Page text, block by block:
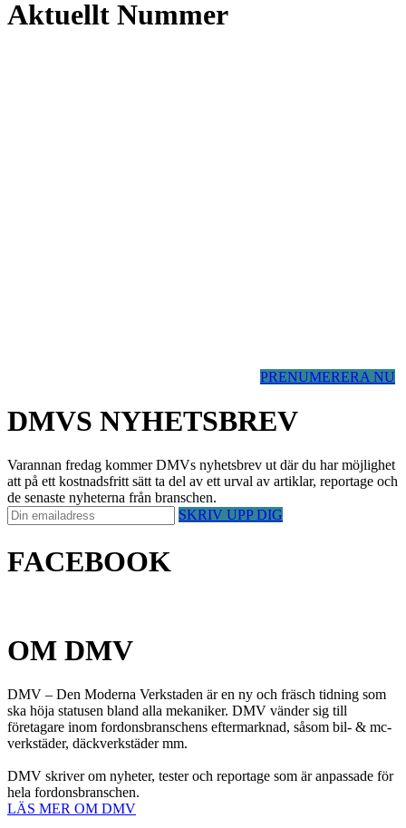
Aktuellt Nummer
PRENUMERERA NU
DMVS NYHETSBREV
Varannan fredag kommer DMVs nyhetsbrev ut där du har möjlighet
att på ett kostnadsfritt sätt ta del av ett urval av artiklar, reportage och
de senaste nyheterna från branschen.
SKRIV UPP DIG
FACEBOOK
OM DMV
DMV – Den Moderna Verkstaden är en ny och fräsch tidning som
ska höja statusen bland alla mekaniker. DMV vänder sig till
företagare inom fordonsbranschens eftermarknad, såsom bil- & mc-
verkstäder, däckverkstäder mm.
DMV skriver om nyheter, tester och reportage som är anpassade för
hela fordonsbranschen.
LÄS MER OM DMV